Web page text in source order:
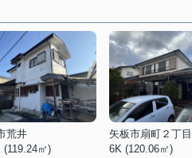
荒井
(119.24㎡)
矢板市扇町２丁目
6K (120.06㎡)